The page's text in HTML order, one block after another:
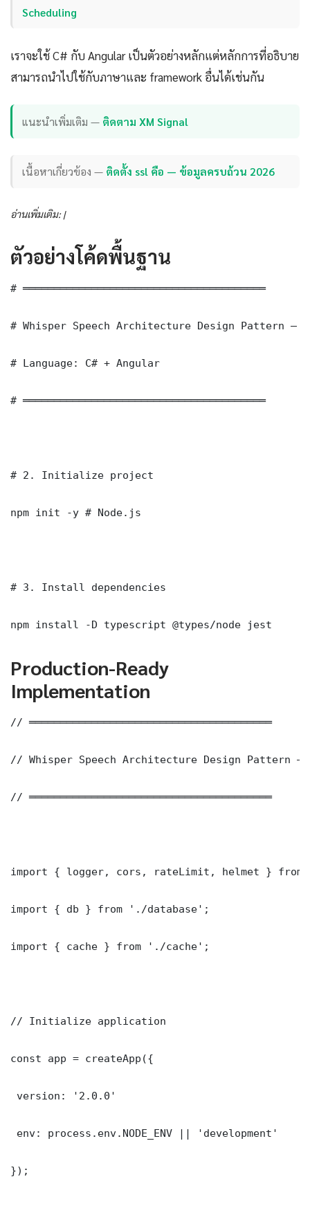
Scheduling
เราจะใช้ C# กับ Angular เป็นตัวอย่างหลักแต่หลักการที่อธิบาย
สามารถนำไปใช้กับภาษาและ framework อื่นได้เช่นกัน
แนะนำเพิ่มเติม — ติดตาม XM Signal
เนื้อหาเกี่ยวข้อง — ติดตั้ง ssl คือ — ข้อมูลครบถ้วน 2026
อ่านเพิ่มเติม: |
ตัวอย่างโค้ดพื้นฐาน
# ═══════════════════════════════════════
# Whisper Speech Architecture Design Pattern —
# Language: C# + Angular
# ═══════════════════════════════════════
# 2. Initialize project
npm init -y # Node.js
# 3. Install dependencies
npm install -D typescript @types/node jest
Production-Ready
Implementation
// ═══════════════════════════════════════
// Whisper Speech Architecture Design Pattern —
// ═══════════════════════════════════════
import { logger, cors, rateLimit, helmet } from
import { db } from './database';
import { cache } from './cache';
// Initialize application
const app = createApp({
version: '2.0.0'
env: process.env.NODE_ENV || 'development'
});